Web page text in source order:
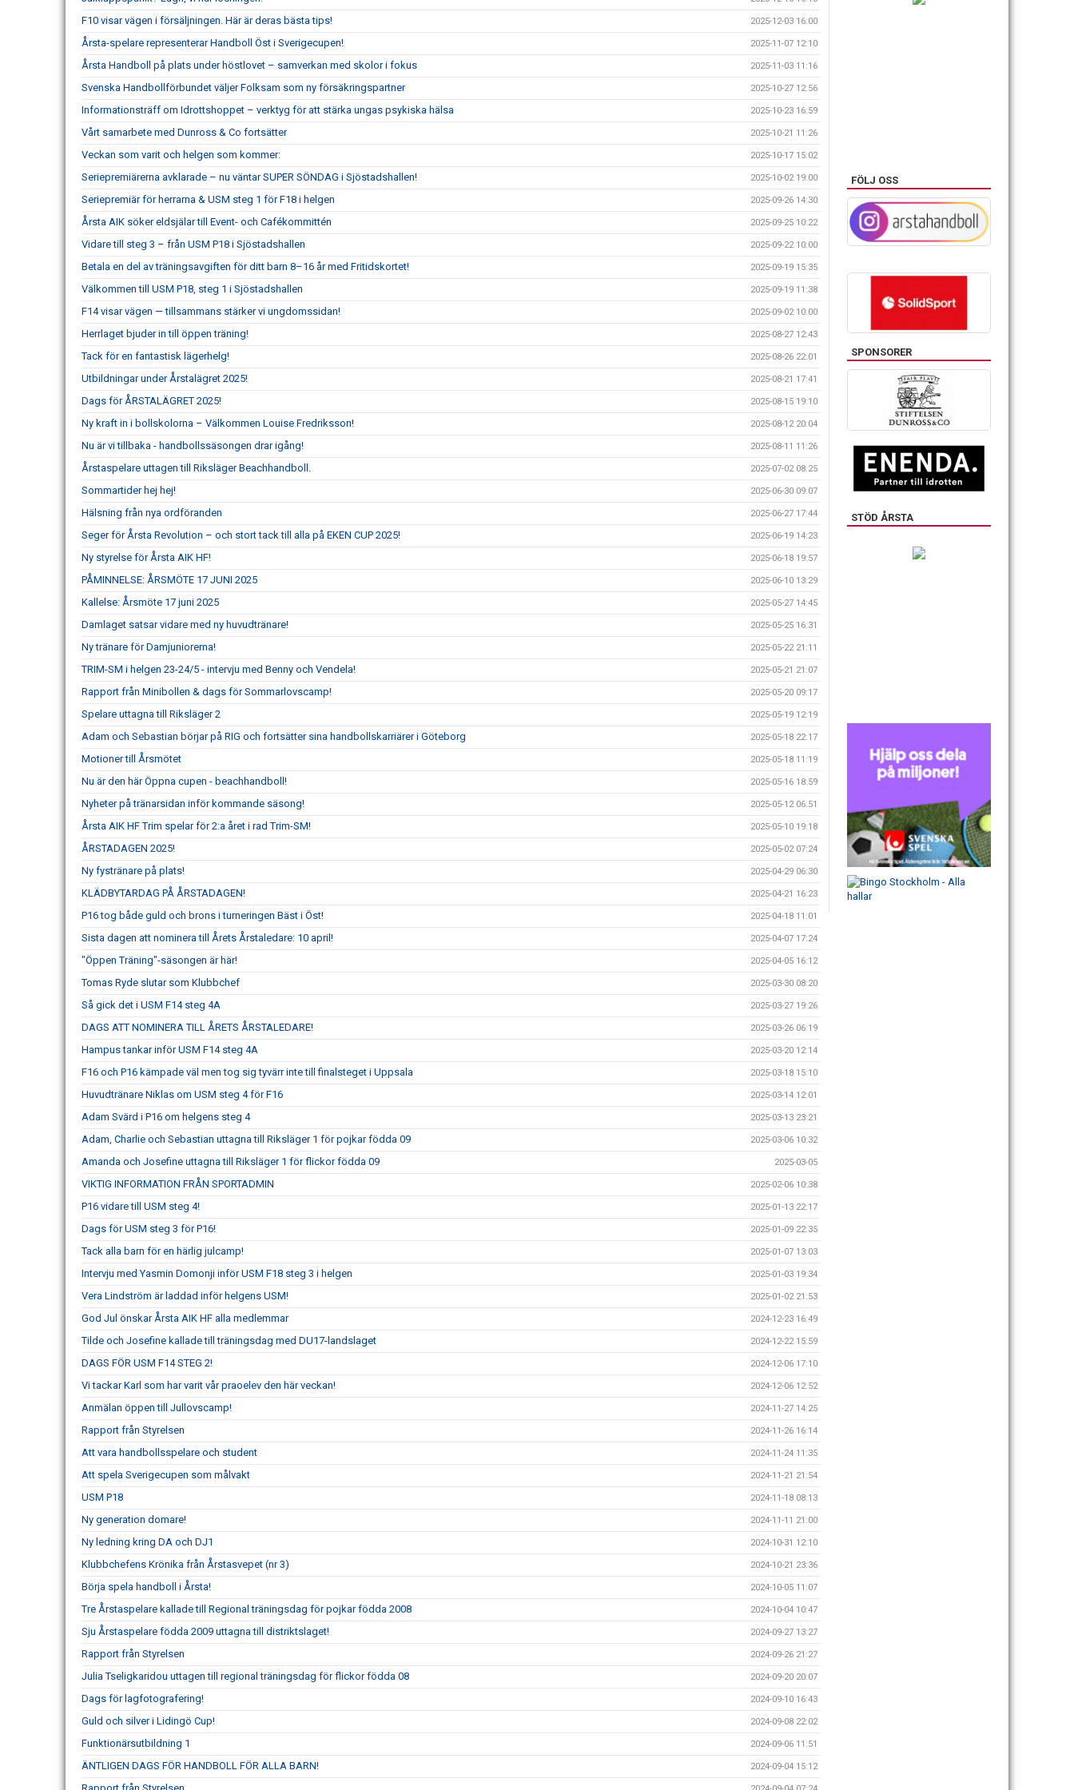
F10 visar vägen i försäljningen. Här är deras bästa tips! 2025-12-03 16:00
Årsta-spelare representerar Handboll Öst i Sverigecupen! 2025-11-07 12:10
Årsta Handboll på plats under höstlovet – samverkan med skolor i fokus 2025-11-03 11:16
Svenska Handbollförbundet väljer Folksam som ny försäkringspartner 2025-10-27 12:56
Informationsträff om Idrottshoppet – verktyg för att stärka ungas psykiska hälsa 2025-10-23 16:59
Vårt samarbete med Dunross & Co fortsätter 2025-10-21 11:26
Veckan som varit och helgen som kommer: 2025-10-17 15:02
Seriepremiärerna avklarade – nu väntar SUPER SÖNDAG i Sjöstadshallen! 2025-10-02 19:00
Seriepremiär för herrarna & USM steg 1 för F18 i helgen 2025-09-26 14:30
Årsta AIK söker eldsjälar till Event- och Cafékommittén 2025-09-25 10:22
Vidare till steg 3 – från USM P18 i Sjöstadshallen 2025-09-22 10:00
Betala en del av träningsavgiften för ditt barn 8–16 år med Fritidskortet! 2025-09-19 15:35
Välkommen till USM P18, steg 1 i Sjöstadshallen 2025-09-19 11:38
F14 visar vägen — tillsammans stärker vi ungdomssidan! 2025-09-02 10:00
Herrlaget bjuder in till öppen träning! 2025-08-27 12:43
Tack för en fantastisk lägerhelg! 2025-08-26 22:01
Utbildningar under Årstalägret 2025! 2025-08-21 17:41
Dags för ÅRSTALÄGRET 2025! 2025-08-15 19:10
Ny kraft in i bollskolorna – Välkommen Louise Fredriksson! 2025-08-12 20:04
Nu är vi tillbaka - handbollssäsongen drar igång! 2025-08-11 11:26
Årstaspelare uttagen till Riksläger Beachhandboll. 2025-07-02 08:25
Sommartider hej hej! 2025-06-30 09:07
Hälsning från nya ordföranden 2025-06-27 17:44
Seger för Årsta Revolution – och stort tack till alla på EKEN CUP 2025! 2025-06-19 14:23
Ny styrelse för Årsta AIK HF! 2025-06-18 19:57
PÅMINNELSE: ÅRSMÖTE 17 JUNI 2025 2025-06-10 13:29
Kallelse: Årsmöte 17 juni 2025 2025-05-27 14:45
Damlaget satsar vidare med ny huvudtränare! 2025-05-25 16:31
Ny tränare för Damjuniorerna! 2025-05-22 21:11
TRIM-SM i helgen 23-24/5 - intervju med Benny och Vendela! 2025-05-21 21:07
Rapport från Minibollen & dags för Sommarlovscamp! 2025-05-20 09:17
Spelare uttagna till Riksläger 2 2025-05-19 12:19
Adam och Sebastian börjar på RIG och fortsätter sina handbollskarriärer i Göteborg 2025-05-18 22:17
Motioner till Årsmötet 2025-05-18 11:19
Nu är den här Öppna cupen - beachhandboll! 2025-05-16 18:59
Nyheter på tränarsidan inför kommande säsong! 2025-05-12 06:51
Årsta AIK HF Trim spelar för 2:a året i rad Trim-SM! 2025-05-10 19:18
ÅRSTADAGEN 2025! 2025-05-02 07:24
Ny fystränare på plats! 2025-04-29 06:30
KLÄDBYTARDAG PÅ ÅRSTADAGEN! 2025-04-21 16:23
P16 tog både guld och brons i turneringen Bäst i Öst! 2025-04-18 11:01
Sista dagen att nominera till Årets Årstaledare: 10 april! 2025-04-07 17:24
"Öppen Träning"-säsongen är här! 2025-04-05 16:12
Tomas Ryde slutar som Klubbchef 2025-03-30 08:20
Så gick det i USM F14 steg 4A 2025-03-27 19:26
DAGS ATT NOMINERA TILL ÅRETS ÅRSTALEDARE! 2025-03-26 06:19
Hampus tankar inför USM F14 steg 4A 2025-03-20 12:14
F16 och P16 kämpade väl men tog sig tyvärr inte till finalsteget i Uppsala 2025-03-18 15:10
Huvudtränare Niklas om USM steg 4 för F16 2025-03-14 12:01
Adam Svärd i P16 om helgens steg 4 2025-03-13 23:21
Adam, Charlie och Sebastian uttagna till Riksläger 1 för pojkar födda 09 2025-03-06 10:32
Amanda och Josefine uttagna till Riksläger 1 för flickor födda 09 2025-03-05
VIKTIG INFORMATION FRÅN SPORTADMIN 2025-02-06 10:38
P16 vidare till USM steg 4! 2025-01-13 22:17
Dags för USM steg 3 för P16! 2025-01-09 22:35
Tack alla barn för en härlig julcamp! 2025-01-07 13:03
Intervju med Yasmin Domonji inför USM F18 steg 3 i helgen 2025-01-03 19:34
Vera Lindström är laddad inför helgens USM! 2025-01-02 21:53
God Jul önskar Årsta AIK HF alla medlemmar 2024-12-23 16:49
Tilde och Josefine kallade till träningsdag med DU17-landslaget 2024-12-22 15:59
DAGS FÖR USM F14 STEG 2! 2024-12-06 17:10
Vi tackar Karl som har varit vår praoelev den här veckan! 2024-12-06 12:52
Anmälan öppen till Jullovscamp! 2024-11-27 14:25
Rapport från Styrelsen 2024-11-26 16:14
Att vara handbollsspelare och student 2024-11-24 11:35
Att spela Sverigecupen som målvakt 2024-11-21 21:54
USM P18 2024-11-18 08:13
Ny generation domare! 2024-11-11 21:00
Ny ledning kring DA och DJ1 2024-10-31 12:10
Klubbchefens Krönika från Årstasvepet (nr 3) 2024-10-21 23:36
Börja spela handboll i Årsta! 2024-10-05 11:07
Tre Årstaspelare kallade till Regional träningsdag för pojkar födda 2008 2024-10-04 10:47
Sju Årstaspelare födda 2009 uttagna till distriktslaget! 2024-09-27 13:27
Rapport från Styrelsen 2024-09-26 21:27
Julia Tseligkaridou uttagen till regional träningsdag för flickor födda 08 2024-09-20 20:07
Dags för lagfotografering! 2024-09-10 16:43
Guld och silver i Lidingö Cup! 2024-09-08 22:02
Funktionärsutbildning 1 2024-09-06 11:51
ÄNTLIGEN DAGS FÖR HANDBOLL FÖR ALLA BARN! 2024-09-04 15:12
FÖLJ OSS
SPONSORER
STÖD ÅRSTA